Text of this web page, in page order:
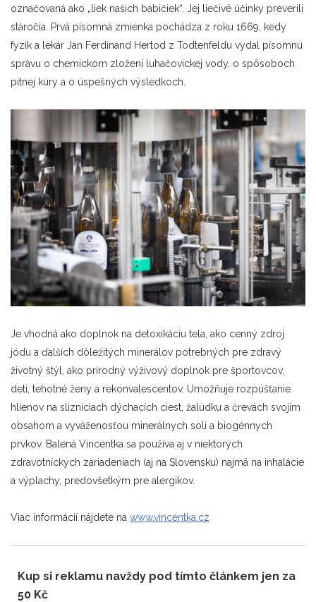
označovaná ako „liek našich babičiek“. Jej liečivé účinky preverili
stáročia. Prvá písomná zmienka pochádza z roku 1669, kedy
fyzik a lekár Jan Ferdinand Hertod z Todtenfeldu vydal písomnú
správu o chemickom zložení luhačovickej vody, o spôsoboch
pitnej kúry a o úspešných výsledkoch.
Je vhodná ako doplnok na detoxikáciu tela, ako cenný zdroj
jódu a ďalších dôležitých minerálov potrebných pre zdravý
životný štýl, ako prírodný výživový doplnok pre športovcov,
deti, tehotné ženy a rekonvalescentov. Umožňuje rozpúšťanie
hlienov na slizniciach dýchacích ciest, žalúdku a črevách svojím
obsahom a vyváženosťou minerálnych solí a biogénnych
prvkov. Balená Vincentka sa používa aj v niektorých
zdravotníckych zariadeniach (aj na Slovensku) najmä na inhalácie
a výplachy, predovšetkým pre alergikov.
Viac informácií nájdete na www.vincentka.cz
Kup si reklamu navždy pod tímto článkem jen za
50 Kč